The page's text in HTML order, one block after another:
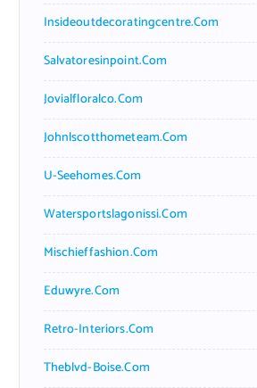
Insideoutdecoratingcentre.com
Salvatoresinpoint.com
Jovialfloralco.com
Johnlscotthometeam.com
U-Seehomes.com
Watersportslagonissi.com
Mischieffashion.com
Eduwyre.com
Retro-Interiors.com
Theblvd-Boise.com